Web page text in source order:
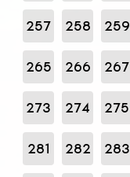
257 258 259
265 266 267
273 274 275
281 282 283